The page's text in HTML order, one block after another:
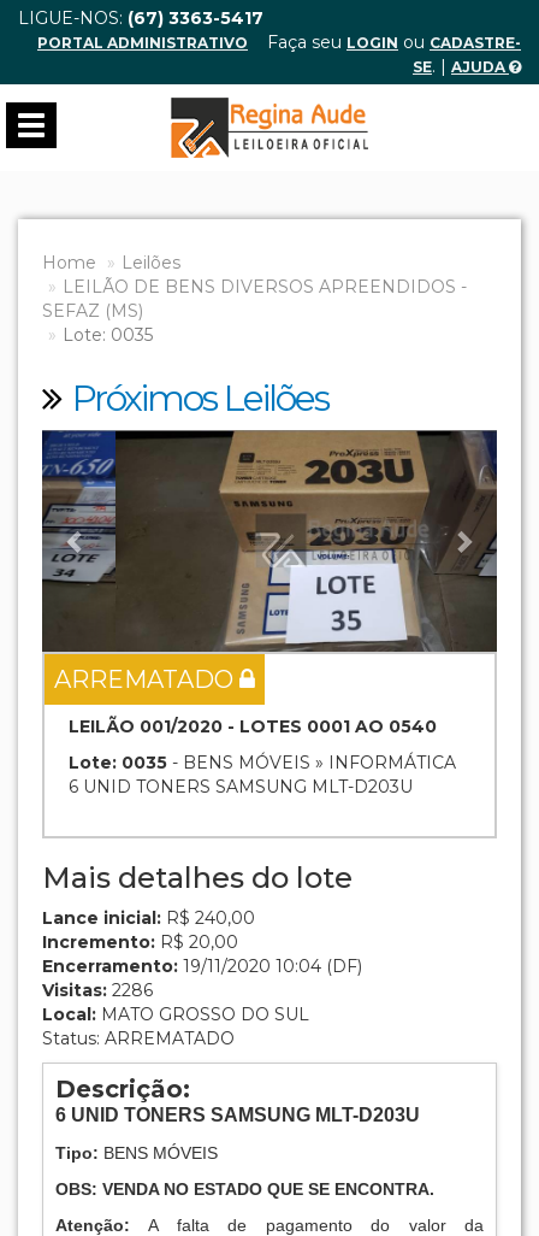
LIGUE-NOS: (67) 3363-5417
PORTAL ADMINISTRATIVO Faça seu LOGIN ou CADASTRE-
SE. | AJUDA
Toggle
navigation
Home
Leilões
LEILÃO DE BENS DIVERSOS APREENDIDOS -
SEFAZ (MS)
Lote: 0035
Próximos Leilões
Previous Next
ARREMATADO
LEILÃO 001/2020 - LOTES 0001 AO 0540
Lote: 0035 - BENS MÓVEIS » INFORMÁTICA
6 UNID TONERS SAMSUNG MLT-D203U
Mais detalhes do lote
Lance inicial: R$ 240,00
Incremento: R$ 20,00
Encerramento: 19/11/2020 10:04 (DF)
Visitas: 2286
Local: MATO GROSSO DO SUL
Status: ARREMATADO
Descrição:
6 UNID TONERS SAMSUNG MLT-D203U
Tipo: BENS MÓVEIS
OBS: VENDA NO ESTADO QUE SE ENCONTRA.
Atenção:A falta de pagamento do valor da